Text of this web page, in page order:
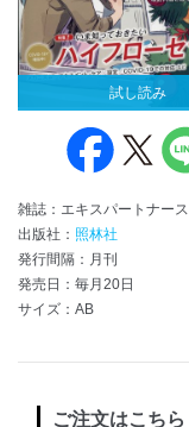
試し読み
雑誌：エキスパートナース
出版社： 照林社
発行間隔：月刊
発売日：毎月20日
サイズ：AB
ご注文はこちら